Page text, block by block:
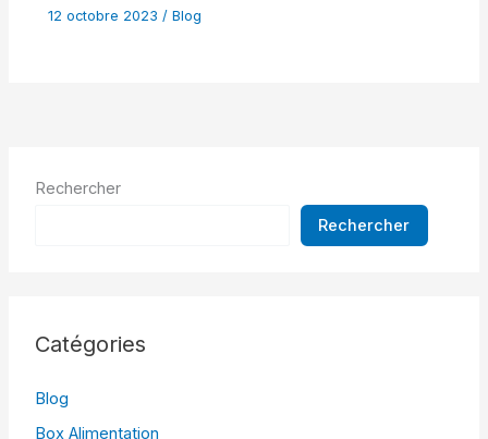
12 octobre 2023/Blog
Rechercher
Rechercher
Catégories
Blog
Box Alimentation